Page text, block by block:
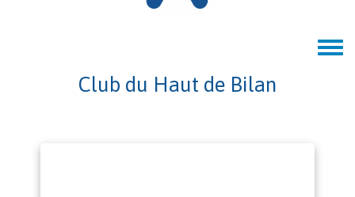
Toggle
Club du Haut de Bilan